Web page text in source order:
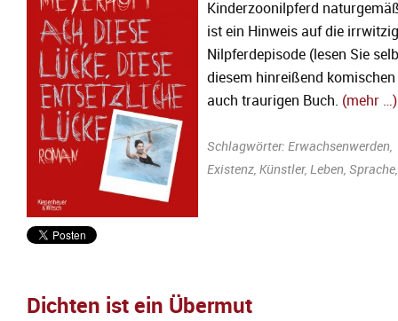
Kinderzoonilpferd
ist ein Hinweis auf die
Nilpferdepisode (lesen Sie
diesem hinreißend
auch traurigen Buch. (mehr …)
Schlagwörter: Erwachsenwerden,
Existenz, Künstler, Leben, Sprache
Dichten ist ein Übermut